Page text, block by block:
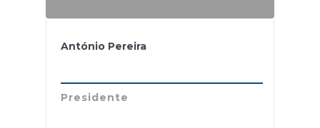
António Pereira
Presidente